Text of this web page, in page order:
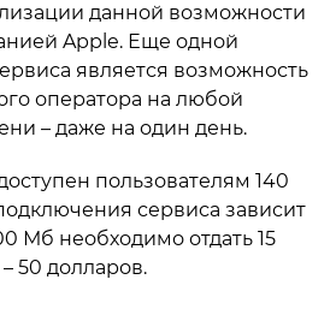
данной возможности
Apple. Еще одной
является возможность
оператора на любой
– даже на один день.
пользователям 140
сервиса зависит
Мб необходимо отдать 15
50 долларов.